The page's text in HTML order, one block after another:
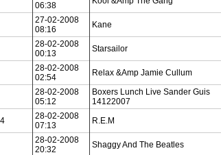
06:38
27-02-2008
08:16
Kane
28-02-2008
00:13
Starsailor
28-02-2008
02:54
Relax &Amp Jamie Cullum
28-02-2008
05:12
Boxers Lunch Live Sander Guis
14122007
28-02-2008
07:13
R.E.M
28-02-2008
20:32
Shaggy And The Beatles